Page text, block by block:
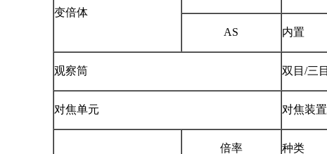
变倍体
AS 内置
观察筒 双目/三
对焦单元 对焦装
倍率 种类